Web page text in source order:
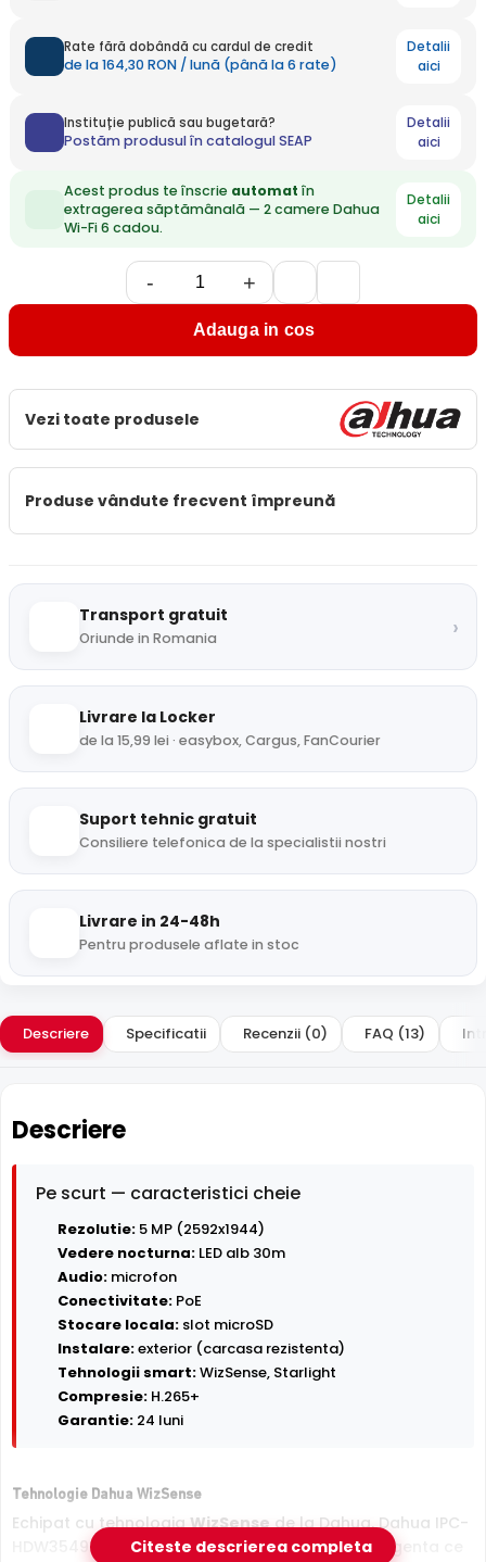
Rate fără dobândă cu cardul de credit
de la 164,30 RON / lună (până la 6 rate)
Detalii
aici
Instituție publică sau bugetară?
Postăm produsul în catalogul SEAP
Detalii
aici
Acest produs te înscrie automat în
extragerea săptămânală — 2 camere Dahua
Wi-Fi 6 cadou.
Detalii
aici
- +
Adauga in cos
Vezi toate produsele
Produse vândute frecvent împreună
Transport gratuit
Oriunde in Romania ›
Livrare la Locker
de la 15,99 lei · easybox, Cargus, FanCourier
Suport tehnic gratuit
Consiliere telefonica de la specialistii nostri
Livrare in 24-48h
Pentru produsele aflate in stoc
Descriere Specificatii Recenzii (0) FAQ (13)
Descriere
Pe scurt — caracteristici cheie
Rezolutie: 5 MP (2592x1944)
Vedere nocturna: LED alb 30m
Audio: microfon
Conectivitate: PoE
Stocare locala: slot microSD
Instalare:exterior (carcasa rezistenta)
Tehnologii smart:WizSense, Starlight
Compresie: H.265+
Garantie: 24 luni
Tehnologie Dahua WizSense
Echipat cu tehnologiaWizSensede la Dahua, Dahua IPC-
HDW3549TM-AS-LED-0280B ofera detectie inteligenta ce
Citeste descrierea completa